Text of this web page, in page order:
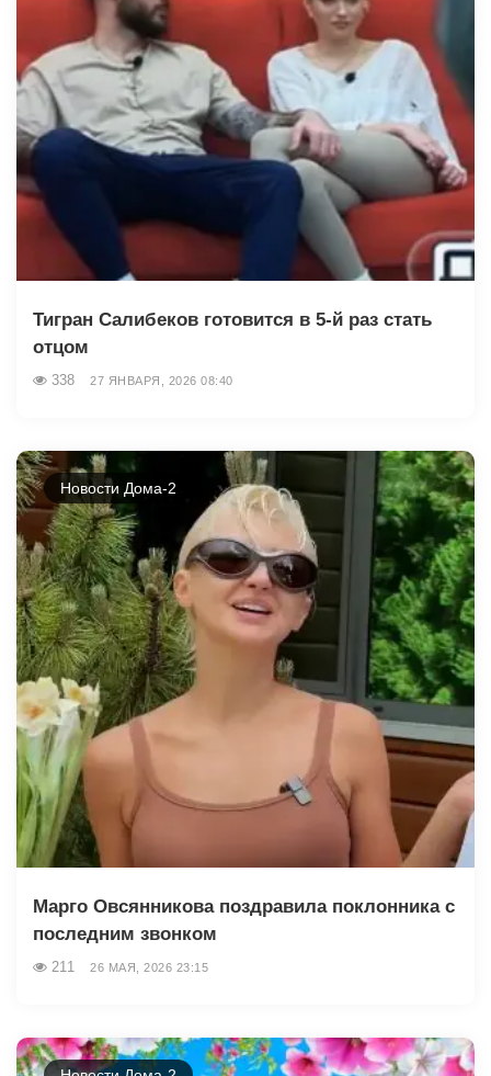
Тигран Салибеков готовится в 5-й раз стать
отцом
338 27 ЯНВАРЯ, 2026 08:40
Новости Дома-2
Марго Овсянникова поздравила поклонника с
последним звонком
211 26 МАЯ, 2026 23:15